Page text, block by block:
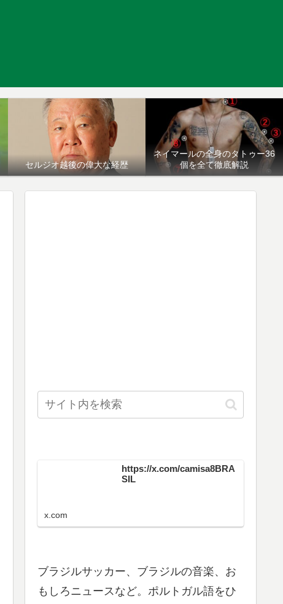
セルジオ越後の偉大な経歴
ネイマールの全身のタトゥー36
個を全て徹底解説
https://x.com/camisa8BRA
SIL
x.com
ブラジルサッカー、ブラジルの音楽、お
もしろニュースなど。ポルトガル語をひ